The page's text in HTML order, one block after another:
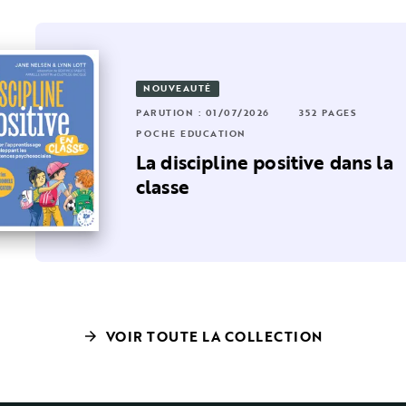
PAGES
: 02/04/2025
192 PAGES
EDUCATION
sécurité émotionnelle de
NOUVEAUTÉ
PARUTION : 01/07/2026
352 PAGES
POCHE EDUCATION
La discipline positive dans la
classe
arrow_forward VOIR TOUTE LA COLLECTION